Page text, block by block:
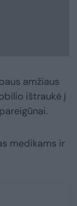
amžiaus
ištraukė į
medikams ir